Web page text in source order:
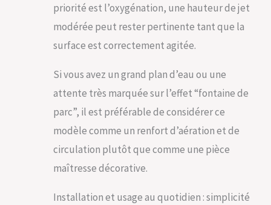
priorité est l’oxygénation, une hauteur de jet
modérée peut rester pertinente tant que la
surface est correctement agitée.
Si vous avez un grand plan d’eau ou une
attente très marquée sur l’effet “fontaine de
parc”, il est préférable de considérer ce
modèle comme un renfort d’aération et de
circulation plutôt que comme une pièce
maîtresse décorative.
Installation et usage au quotidien : simplicité